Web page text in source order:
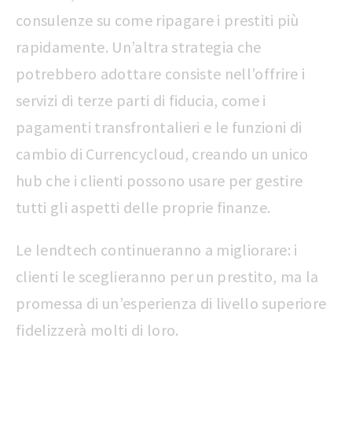
consulenze su come ripagare i prestiti più
rapidamente. Un’altra strategia che
potrebbero adottare consiste nell’offrire i
servizi di terze parti di fiducia, come i
pagamenti transfrontalieri e le funzioni di
cambio di Currencycloud, creando un unico
hub che i clienti possono usare per gestire
tutti gli aspetti delle proprie finanze.
Le lendtech continueranno a migliorare: i
clienti le sceglieranno per un prestito, ma la
promessa di un’esperienza di livello superiore
fidelizzerà molti di loro.